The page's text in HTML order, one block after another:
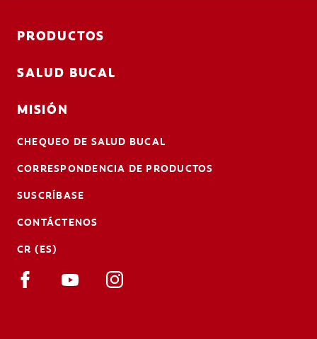
PRODUCTOS
SALUD BUCAL
MISIÓN
CHEQUEO DE SALUD BUCAL
CORRESPONDENCIA DE PRODUCTOS
SUSCRÍBASE
CONTÁCTENOS
CR (ES)